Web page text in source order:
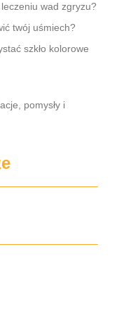
wad zgryzu?
twój uśmiech?
szkło kolorowe
pomysły i